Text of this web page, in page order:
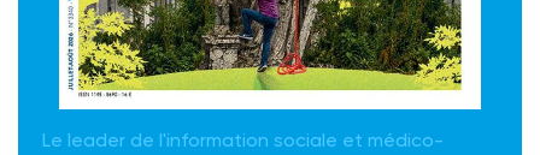
Le leader de l'information sociale et médico-